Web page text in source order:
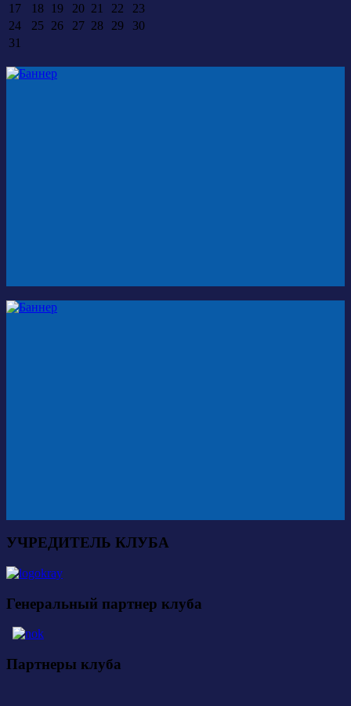
17 18 19 20 21 22
23
24
25 26 27 28 29
30
31
УЧРЕДИТЕЛЬ КЛУБА
Генеральный партнер клуба
Партнеры клуба